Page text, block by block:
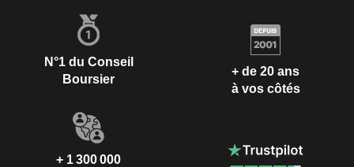
N°1 du Conseil
Boursier
+ de 20 ans
à vos côtés
+ 1 300 000